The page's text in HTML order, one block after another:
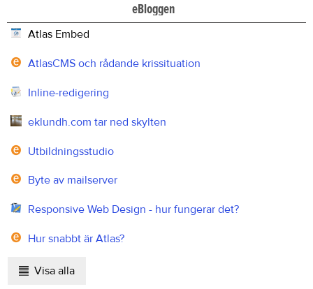
eBloggen
Atlas Embed
AtlasCMS och rådande krissituation
Inline-redigering
eklundh.com tar ned skylten
Utbildningsstudio
Byte av mailserver
Responsive Web Design - hur fungerar det?
Hur snabbt är Atlas?
Visa alla